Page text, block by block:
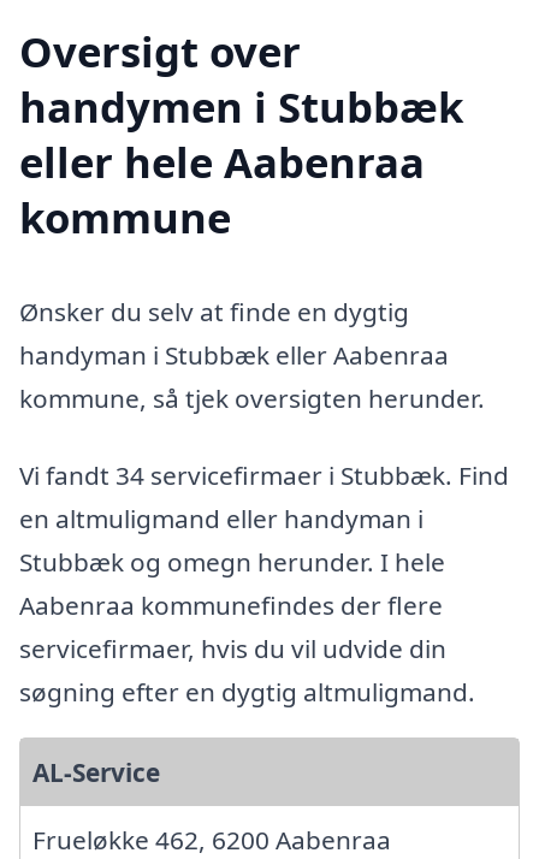
Oversigt over
handymen i Stubbæk
eller hele Aabenraa
kommune
Ønsker du selv at finde en dygtig
handyman i Stubbæk eller Aabenraa
kommune, så tjek oversigten herunder.
Vi fandt 34 servicefirmaer i Stubbæk. Find
en altmuligmand eller handyman i
Stubbæk og omegn herunder. I hele
Aabenraa kommunefindes der flere
servicefirmaer, hvis du vil udvide din
søgning efter en dygtig altmuligmand.
AL-Service
Frueløkke 462, 6200 Aabenraa